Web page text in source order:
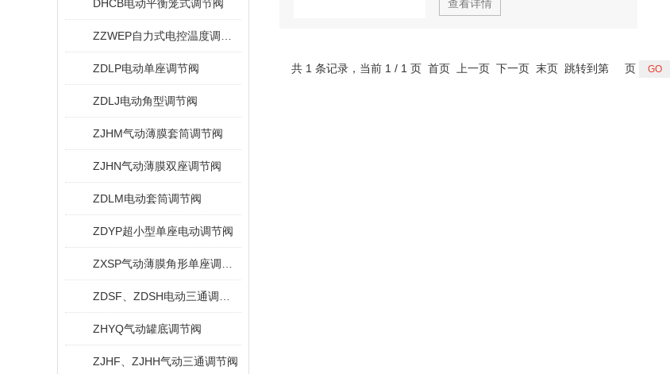
DHCB电动平衡笼式调节阀
ZDLP电动单座调节阀
ZDLJ电动角型调节阀
ZJHM气动薄膜套筒调节阀
ZJHN气动薄膜双座调节阀
ZDLM电动套筒调节阀
ZDYP超小型单座电动调节阀
ZHYQ气动罐底调节阀
ZJHF、ZJHH气动三通调节阀
查看详情
共 1 条记录，当前 1 / 1 页 首页 上一页 下一页 末页 跳转到第 页